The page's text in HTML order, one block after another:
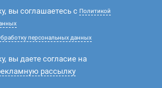
вы соглашаетесь с Политикой
персональных данных
вы даете согласие на
рассылку